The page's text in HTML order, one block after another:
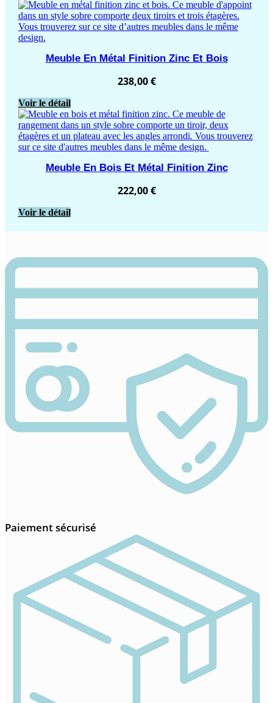
Meuble En Métal Finition Zinc Et Bois
238,00€
Voir le détail
Meuble En Bois Et Métal Finition Zinc
222,00€
Voir le détail
Paiement sécurisé